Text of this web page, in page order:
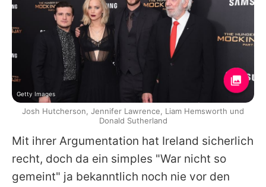
Mit ihrer Argumentation hat Ireland sicherlich
recht, doch da ein simples "War nicht so
gemeint" ja bekanntlich noch nie vor den
Getty Images
Josh Hutcherson, Jennifer Lawrence, Liam Hemsworth und
Donald Sutherland